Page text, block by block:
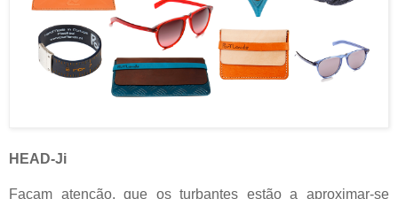
HEAD-Ji
Façam atenção, que os turbantes estão a aproximar-se